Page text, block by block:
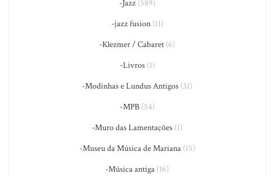
-Jazz(589)
-jazz fusion(11)
-Klezmer / Cabaret (6)
-Livros(1)
-Modinhas e Lundus Antigos (31)
-MPB(54)
-Muro das Lamentações (1)
-Museu da Música de Mariana(15)
-Música antiga (16)